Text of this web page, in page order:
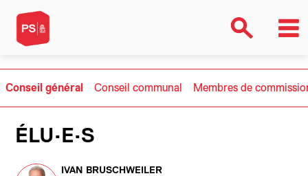
Conseil général Conseil communal Membres de
ÉLU·E·S
IVAN BRUSCHWEILER